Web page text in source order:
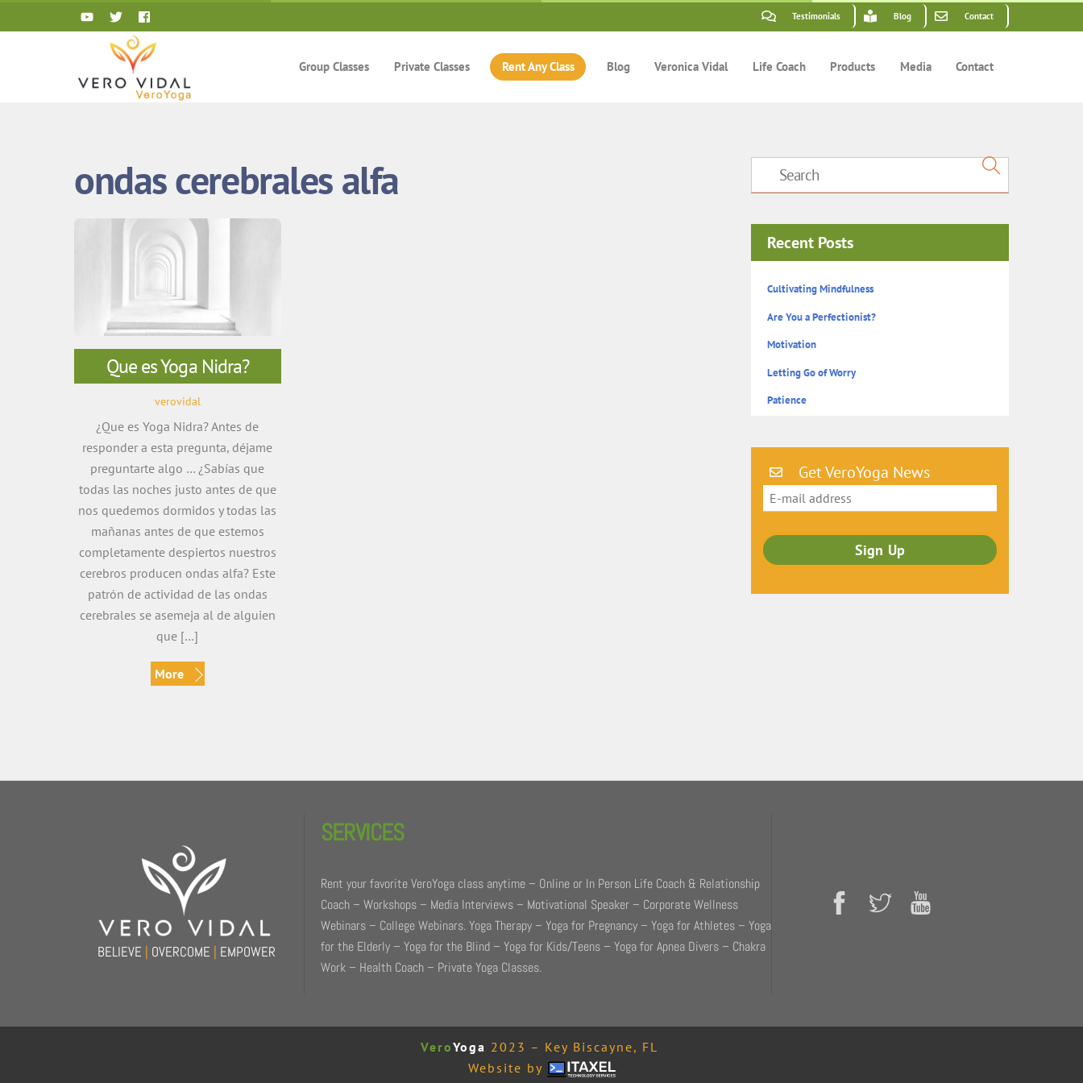
to
Testimonials Blog Contact
Group Classes Private Classes Rent Any Class Blog Veronica Vidal Life Coach Products Media Contact
ondas cerebrales alfa
Que es Yoga Nidra?
verovidal
¿Que es Yoga Nidra? Antes de
responder a esta pregunta, déjame
preguntarte algo … ¿Sabías que
todas las noches justo antes de que
nos quedemos dormidos y todas las
mañanas antes de que estemos
completamente despiertos nuestros
cerebros producen ondas alfa? Este
patrón de actividad de las ondas
cerebrales se asemeja al de alguien
que […]
More
Recent Posts
Cultivating Mindfulness
Are You a Perfectionist?
Motivation
Letting Go of Worry
Patience
Get VeroYoga News
BELIEVE | OVERCOME | EMPOWER
SERVICES
Rent your favorite VeroYoga class anytime – Online or In Person Life Coach & Relationship
Coach – Workshops – Media Interviews – Motivational Speaker – Corporate Wellness
Webinars – College Webinars. Yoga Therapy – Yoga for Pregnancy – Yoga for Athletes – Yoga
for the Elderly – Yoga for the Blind – Yoga for Kids/Teens – Yoga for Apnea Divers – Chakra
Work – Health Coach – Private Yoga Classes.
VeroYoga 2023 – Key Biscayne, FL
Website by